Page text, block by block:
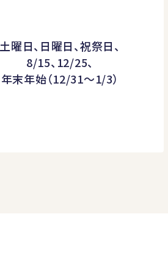
土曜日、日曜日、祝祭日、
8/15、12/25、
年末年始（12/31～1/3）